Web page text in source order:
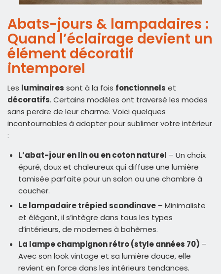
Abats-jours & lampadaires :
Quand l’éclairage devient un
élément décoratif
intemporel
Les luminaires sont à la fois fonctionnels et
décoratifs. Certains modèles ont traversé les modes
sans perdre de leur charme. Voici quelques
incontournables à adopter pour sublimer votre intérieur
:
L’abat-jour en lin ou en coton naturel – Un choix
épuré, doux et chaleureux qui diffuse une lumière
tamisée parfaite pour un salon ou une chambre à
coucher.
Le lampadaire trépied scandinave – Minimaliste
et élégant, il s’intègre dans tous les types
d’intérieurs, de modernes à bohèmes.
La lampe champignon rétro (style années 70) –
Avec son look vintage et sa lumière douce, elle
revient en force dans les intérieurs tendances.